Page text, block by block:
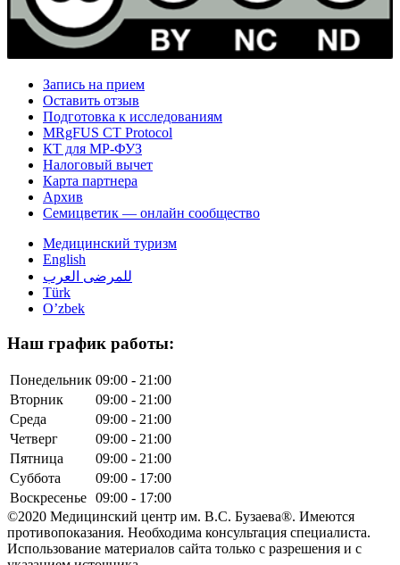
Запись на прием
Оставить отзыв
Подготовка к исследованиям
MRgFUS CT Protocol
КТ для МР-ФУЗ
Налоговый вычет
Карта партнера
Архив
Семицветик — онлайн сообщество
Медицинский туризм
English
للمرضى العرب
Türk
O’zbek
Наш график работы:
Понедельник 09:00 - 21:00
Вторник
09:00 - 21:00
Среда
09:00 - 21:00
Четверг
09:00 - 21:00
Пятница
09:00 - 21:00
Суббота
09:00 - 17:00
Воскресенье 09:00 - 17:00
©2020 Медицинский центр им. В.С. Бузаева®. Имеются
противопоказания. Необходима консультация специалиста.
Использование материалов сайта только с разрешения и с